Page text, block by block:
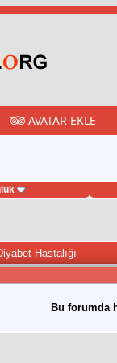
AVATAR EKLE
Hastalığı
Bu forumda